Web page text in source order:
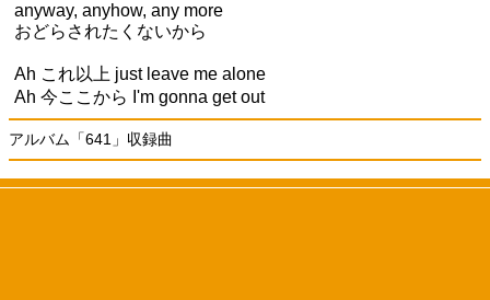
anyway, anyhow, any more
おどらされたくないから
Ah これ以上 just leave me alone
Ah 今ここから I'm gonna get out
アルバム「641」収録曲